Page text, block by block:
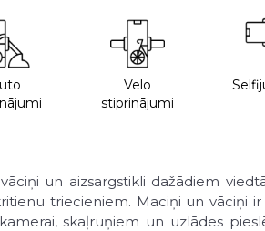
Velo
stiprinājumi
un aizsargstikli dažādiem
triecieniem. Maciņi un vāciņi
skaļruņiem un uzlādes